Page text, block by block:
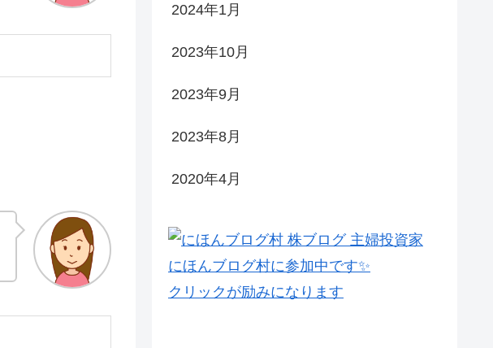
2024年1月
2023年10月
2023年9月
2023年8月
2020年4月
にほんブログ村に参加中です✨
クリックが励みになります